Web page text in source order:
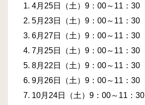
4月25日（土）9：00～11：30
5月23日（土）9：00～11：30
6月27日（土）9：00～11：30
7月25日（土）9：00～11：30
8月22日（土）9：00～11：30
9月26日（土）9：00～11：30
10月24日（土）9：00～11：30